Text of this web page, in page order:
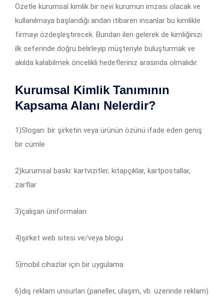
Özetle kurumsal kimlik bir nevi kurumun imzası olacak ve
kullanılmaya başlandığı andan itibaren insanlar bu kimlikle
firmayı özdeşleştirecek. Bundan ileri gelerek de kimliğinizi
ilk seferinde doğru belirleyip müşteriyle buluşturmak ve
akılda kalabilmek öncelikli hedefleriniz arasında olmalıdır.
Kurumsal Kimlik Tanımının
Kapsama Alanı Nelerdir?
1)Slogan: bir şirketin veya ürünün özünü ifade eden geniş
bir cümle
2)kurumsal baskı: kartvizitler, kitapçıklar, kartpostallar,
zarflar
3)çalışan üniformaları
4)şirket web sitesi ve/veya blogu
5)mobil cihazlar için bir uygulama
6)dış reklam unsurları (paneller, ulaşım, vb. üzerinde reklam)